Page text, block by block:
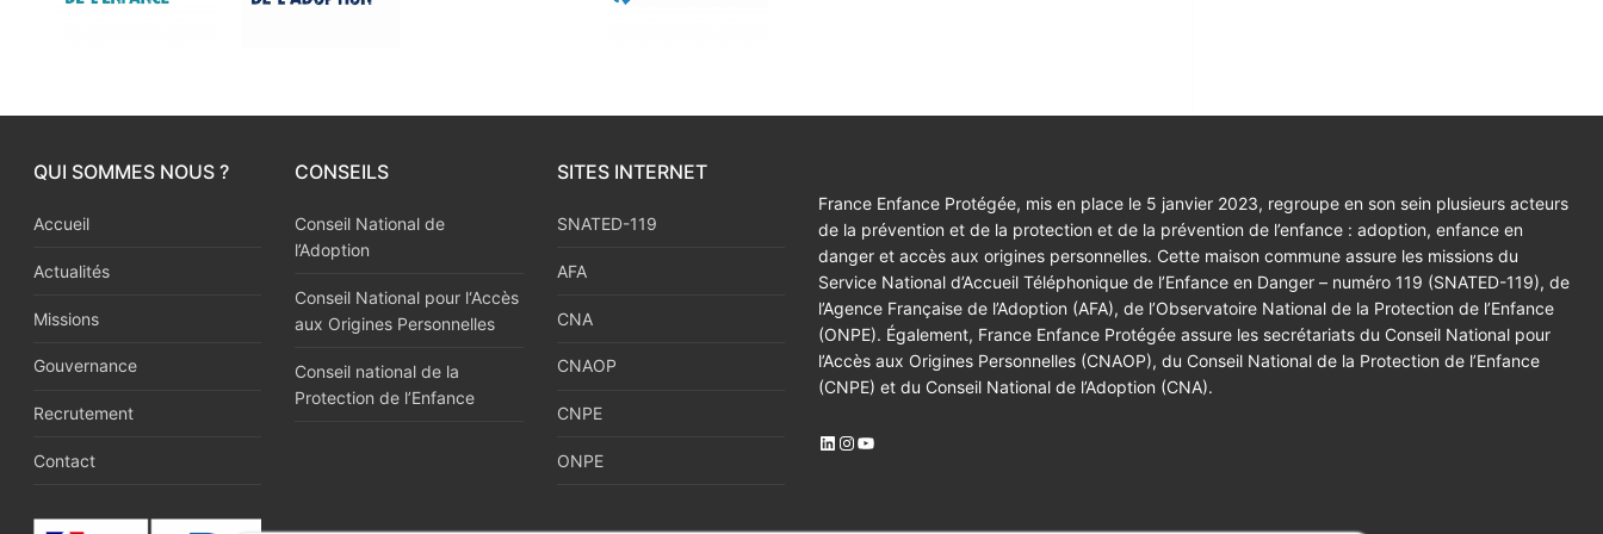
QUI SOMMES NOUS ?
Accueil
Actualités
Missions
Gouvernance
Recrutement
Contact
CONSEILS
Conseil National de
l’Adoption
Conseil National pour l‘Accès
aux Origines Personnelles
Conseil national de la
Protection de l’Enfance
SITES INTERNET
SNATED-119
AFA
CNA
CNAOP
CNPE
ONPE
France Enfance Protégée, mis en place le 5 janvier 2023, regroupe en son sein plusieurs acteurs
de la prévention et de la protection et de la prévention de l’enfance : adoption, enfance en
danger et accès aux origines personnelles. Cette maison commune assure les missions du
Service National d’Accueil Téléphonique de l’Enfance en Danger – numéro 119 (SNATED-119), de
l’Agence Française de l’Adoption (AFA), de l’Observatoire National de la Protection de l’Enfance
(ONPE). Également, France Enfance Protégée assure les secrétariats du Conseil National pour
l’Accès aux Origines Personnelles (CNAOP), du Conseil National de la Protection de l’Enfance
(CNPE) et du Conseil National de l’Adoption (CNA).